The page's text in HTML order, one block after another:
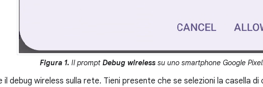
Figura 1. Il prompt Debug wireless su uno smartphone Google Pixel.
il debug wireless sulla rete. Tieni presente che se selezioni la casella